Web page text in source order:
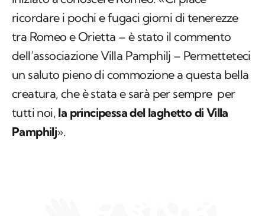
dell’associazione Villa Pamphilj – Permetteteci
un saluto pieno di commozione a questa bella
creatura, che è stata e sarà per sempre per
tutti noi, la principessa del laghetto di Villa
Pamphilj ».